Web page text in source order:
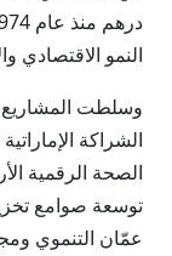
النمو الاقتصادي
وسلطت المشاريع
الشراكة
الصحة الرقمية
توسعة صوامع
عمّان التنموي